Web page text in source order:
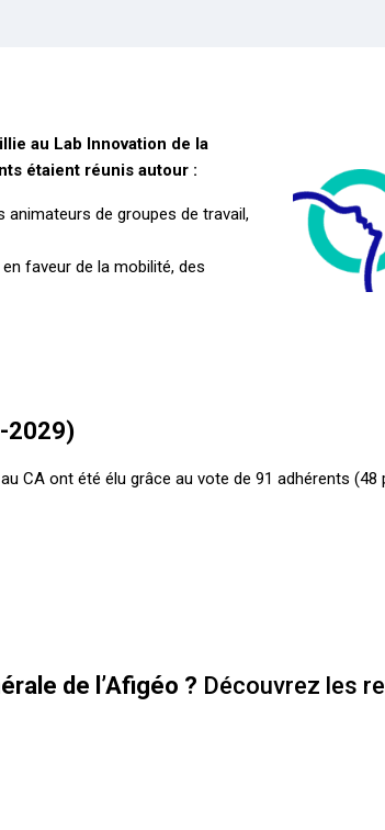
au Lab Innovation de la
étaient réunis autour :
de groupes de travail,
faveur de la mobilité, des
2029)
CA ont été élu grâce au vote de 91 adhérents (48
de l’Afigéo ? Découvrez les